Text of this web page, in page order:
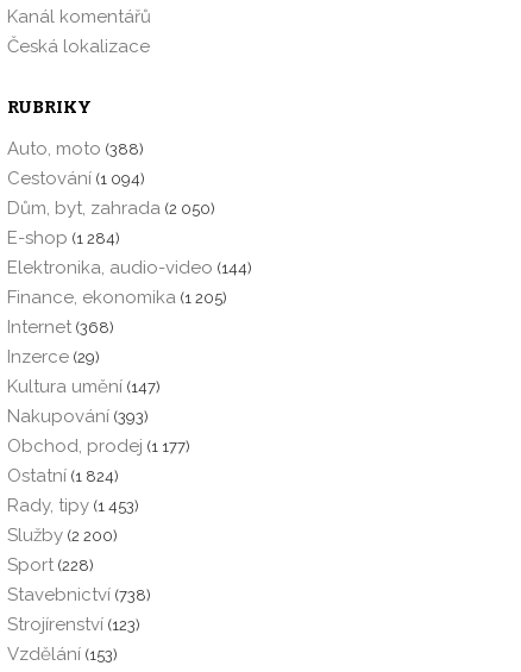
Kanál komentářů
Česká lokalizace
RUBRIKY
Auto, moto (388)
Cestování (1 094)
Dům, byt, zahrada (2 050)
E-shop (1 284)
Elektronika, audio-video (144)
Finance, ekonomika (1 205)
Internet (368)
Inzerce (29)
Kultura umění (147)
Nakupování (393)
Obchod, prodej (1 177)
Ostatní (1 824)
Rady, tipy (1 453)
Služby (2 200)
Sport (228)
Stavebnictví (738)
Strojírenství (123)
Vzdělání (153)